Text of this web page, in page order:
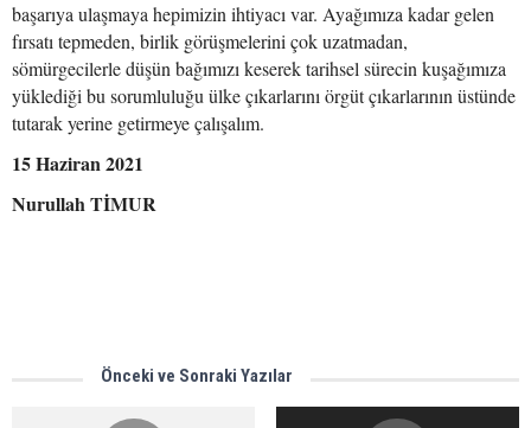
başarıya ulaşmaya hepimizin ihtiyacı var. Ayağımıza kadar gelen
fırsatı tepmeden, birlik görüşmelerini çok uzatmadan,
sömürgecilerle düşün bağımızı keserek tarihsel sürecin kuşağımıza
yüklediği bu sorumluluğu ülke çıkarlarını örgüt çıkarlarının üstünde
tutarak yerine getirmeye çalışalım.
15 Haziran 2021
Nurullah TİMUR
Önceki ve Sonraki Yazılar